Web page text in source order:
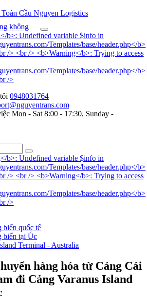
không
0948031764
Mon - Sat 8:00 - 17:30, Sunday -
biển quốc tế
biển tại Úc
Terminal - Australia
hàng hóa từ Cảng Cái
đi Cảng Varanus Island